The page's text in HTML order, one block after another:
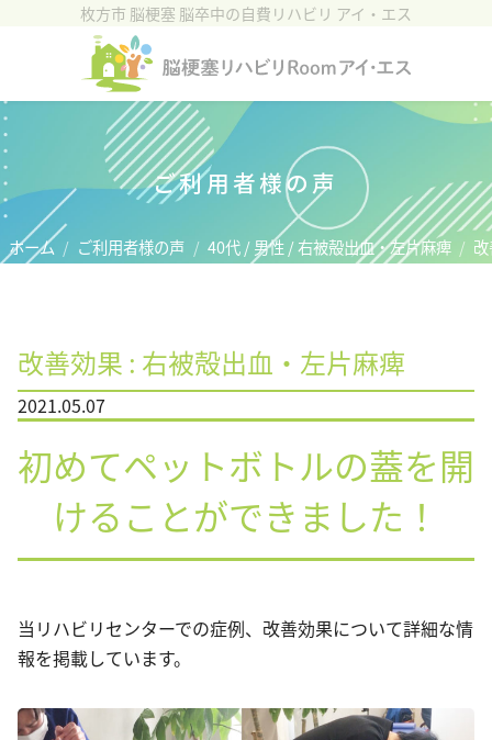
ホーム
施設紹介
リハビリについて
脳血管疾患(脳卒中)
ご利用者様の声
アクセス
お問い合わせ
枚方市 脳梗塞 脳卒中の自費リハビリ アイ・エス
ご利用者様の声
ホーム ご利用者様の声 40代 / 男性 / 右被殻出血・左片麻痺
改善効果 : 右被殻出血・左片麻痺
2021.05.07
初めてペットボトルの蓋を開
けることができました！
当リハビリセンターでの症例、改善効果について詳細な情
報を掲載しています。